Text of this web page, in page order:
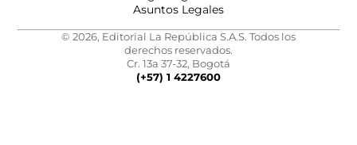
Asuntos Legales
© 2026, Editorial La República S.A.S. Todos los
derechos reservados.
Cr. 13a 37-32, Bogotá
(+57) 1 4227600